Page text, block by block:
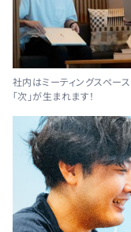
社内はミーティングスペー
「次」が生まれます！